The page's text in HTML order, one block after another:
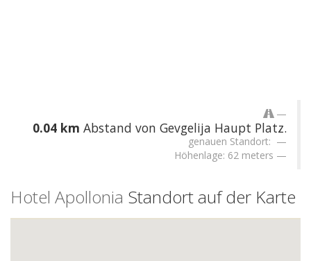
0.04 km Abstand von Gevgelija Haupt Platz.
genauen Standort:
Höhenlage: 62 meters
Hotel Apollonia Standort auf der Karte